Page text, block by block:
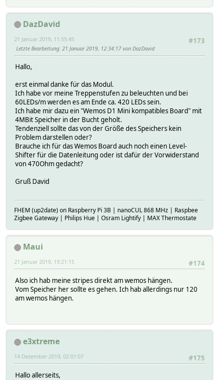
int urlend = inputLine.indexOf(' ', 9 );
String getParam =
int komma1 = getParam.indexOf(',');
int komma2 = getParam.indexOf(',',komma1+1);
redLevel =
greenLevel =
blueLevel =
stripe_show();
isGet = true;
}
// SET PIXEL RANGE url should be GET /range/x,y/
if (inputLine.length() > 3 &&
int slash = inputLine.indexOf('/', 11 );
int komma1 = inputLine.indexOf(',');
int x = inputLine.substring(11,
int y = inputLine.substring(komma1+1,
int urlend = inputLine.indexOf(' ', 11 );
String getParam =
komma1 = getParam.indexOf(',');
blueLevel =
for(int i=x; i<=y; i++) {
stripe_setPixelColor(i,
stripe_show();
isGet = true;
}
// POST PIXEL DATA
if (inputLine.length() > 3 &&
isPost = true;
}
}
// SET ALL PIXELS OFF url should be GET /off
if (inputLine.length() > 3 &&
reset();
isGet = true;
}
DazDavid
#173
21 Januar 2019, 11:55:45
Letzte Bearbeitung: 21 Januar 2019, 12:34:17 von DazDavid
Hallo,
erst einmal danke für das Modul.
Ich habe vor meine Treppenstufen zu beleuchten und bei
60LEDs/m werden es am Ende ca. 420 LEDs sein.
Ich habe mir dazu ein "Wemos D1 Mini kompatibles Board" mit
4MBit Speicher in der Bucht geholt.
Tendenziell sollte das von der Größe des Speichers kein
Problem darstellen oder?
Brauche ich für das Wemos Board auch noch einen Level-
Shifter für die Datenleitung oder ist dafür der Vorwiderstand
von 470Ohm gedacht?
Gruß David
FHEM (up2date) on Raspberry Pi 3B | nanoCUL 868 MHz | Raspbee
Zigbee Gateway | Philips Hue | Osram Lightify | MAX Thermostate
Maui
#174
21 Januar 2019, 19:21:15
Also ich hab meine stripes direkt am wemos hängen.
Vom Speicher her sollte es gehen. Ich hab allerdings nur 120
am wemos hängen.
e3xtreme
#175
14 Dezember 2019, 02:01:07
Hallo allerseits,